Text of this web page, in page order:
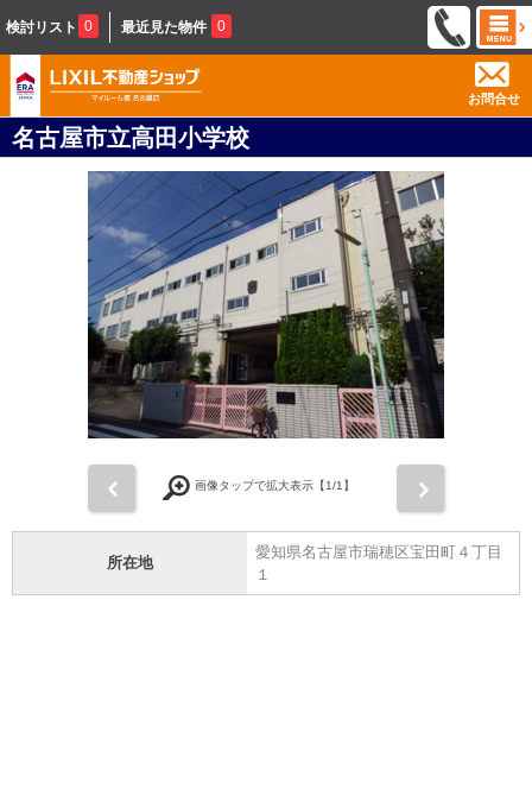
検討リスト 0 最近見た物件 0
お問合せ
名古屋市立高田小学校
画像タップで拡大表示【1/1】
所在地
愛知県名古屋市瑞穂区宝田町４丁目
１